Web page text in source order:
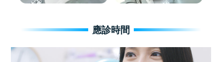
應診時間